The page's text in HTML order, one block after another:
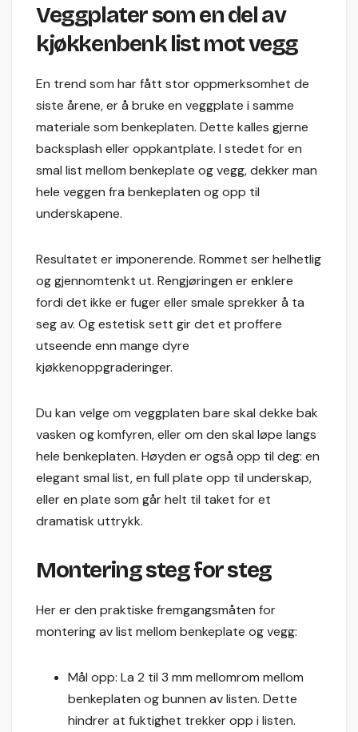
Veggplater som en del av
kjøkkenbenk list mot vegg
En trend som har fått stor oppmerksomhet de
siste årene, er å bruke en veggplate i samme
materiale som benkeplaten. Dette kalles gjerne
backsplash eller oppkantplate. I stedet for en
smal list mellom benkeplate og vegg, dekker man
hele veggen fra benkeplaten og opp til
underskapene.
Resultatet er imponerende. Rommet ser helhetlig
og gjennomtenkt ut. Rengjøringen er enklere
fordi det ikke er fuger eller smale sprekker å ta
seg av. Og estetisk sett gir det et proffere
utseende enn mange dyre
kjøkkenoppgraderinger.
Du kan velge om veggplaten bare skal dekke bak
vasken og komfyren, eller om den skal løpe langs
hele benkeplaten. Høyden er også opp til deg: en
elegant smal list, en full plate opp til underskap,
eller en plate som går helt til taket for et
dramatisk uttrykk.
Montering steg for steg
Her er den praktiske fremgangsmåten for
montering av list mellom benkeplate og vegg:
Mål opp: La 2 til 3 mm mellomrom mellom
benkeplaten og bunnen av listen. Dette
hindrer at fuktighet trekker opp i listen.